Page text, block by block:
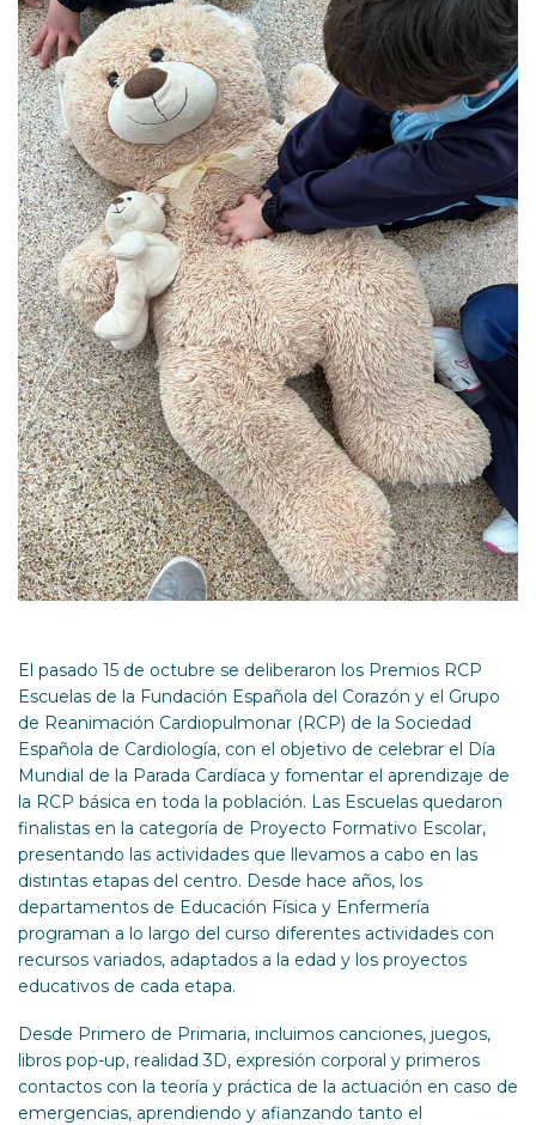
El pasado 15 de octubre se deliberaron los Premios RCP
Escuelas de la Fundación Española del Corazón y el Grupo
de Reanimación Cardiopulmonar (RCP) de la Sociedad
Española de Cardiología, con el objetivo de celebrar el Día
Mundial de la Parada Cardíaca y fomentar el aprendizaje de
la RCP básica en toda la población. Las Escuelas quedaron
finalistas en la categoría de Proyecto Formativo Escolar,
presentando las actividades que llevamos a cabo en las
distintas etapas del centro. Desde hace años, los
departamentos de Educación Física y Enfermería
programan a lo largo del curso diferentes actividades con
recursos variados, adaptados a la edad y los proyectos
educativos de cada etapa.
Desde Primero de Primaria, incluimos canciones, juegos,
libros pop-up, realidad 3D, expresión corporal y primeros
contactos con la teoría y práctica de la actuación en caso de
emergencias, aprendiendo y afianzando tanto el